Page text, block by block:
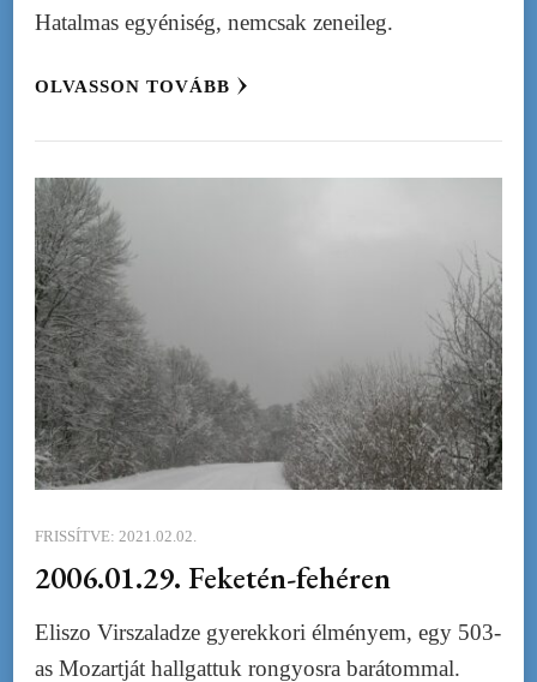
Hatalmas egyéniség, nemcsak zeneileg.
OLVASSON TOVÁBB
FRISSÍTVE: 2021.02.02.
2006.01.29. Feketén-fehéren
Eliszo Virszaladze gyerekkori élményem, egy 503-
as Mozartját hallgattuk rongyosra barátommal.